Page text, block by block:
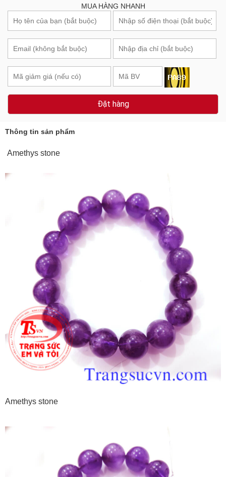
MUA HÀNG NHANH
Đặt hàng
Thông tin sản phẩm
Amethys stone
Amethys stone